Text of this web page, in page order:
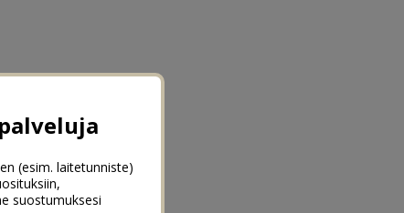
(esim. laitetunniste)
suostumuksesi